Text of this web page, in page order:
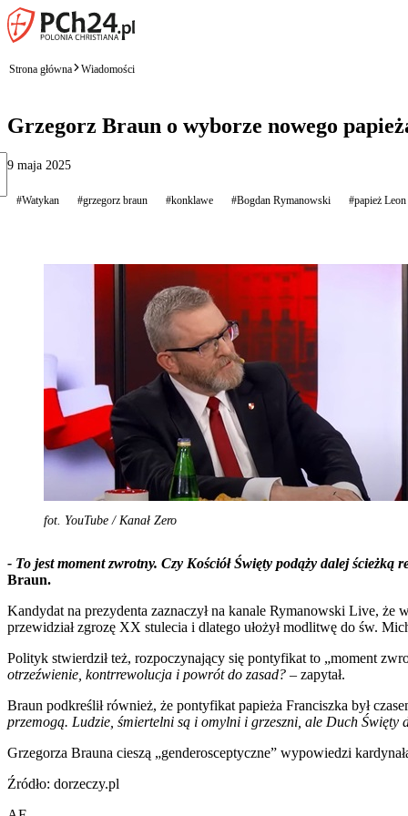
Strona główna Wiadomości
Grzegorz Braun o wyborze nowego
9 maja 2025
#Watykan #grzegorz braun #konklawe #Bogdan Rymanowski #papież
fot. YouTube / Kanał Zero
- To jest moment zwrotny. Czy Kościół Święty podąży dalej
Braun.
Kandydat na prezydenta zaznaczył na kanale Rymanowski Live,
przewidział zgrozę XX stulecia i dlatego ułożył modlitwę do św.
Polityk stwierdził też, rozpoczynający się pontyfikat to „moment
otrzeźwienie, kontrrewolucja i powrót do zasad? – zapytał.
Braun podkreślił również, że pontyfikat papieża Franciszka był
przemogą. Ludzie, śmiertelni są i omylni i grzeszni, ale Duch Święty
Grzegorza Brauna cieszą „genderosceptyczne” wypowiedzi
Źródło: dorzeczy.pl